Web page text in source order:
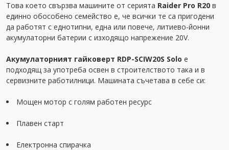
Това което свързва машините от серията Raider Pro R20 в
единно обособено семейство е, че всички те са пригодени
да работят с еднотипни, една или повече, литиево-йонни
акумулаторни батерии с изходящо напрежение 20V.
Акумулаторният гайковерт RDP-SCIW20S Solo е
подходящ за употреба освен в строителството така и в
сервизните работилници. Машината съчетава в себе си:
Мощен мотор с голям работен ресурс
Плавен старт
Електронна спирачка